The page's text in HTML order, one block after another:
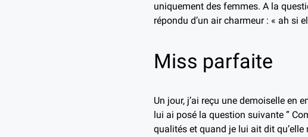
uniquement des femmes. A la
répondu d’un air charmeur : « ah si
Miss parfaite
Un jour, j’ai reçu une demoiselle en
lui ai posé la question suivante ”
qualités et quand je lui ait dit qu’elle